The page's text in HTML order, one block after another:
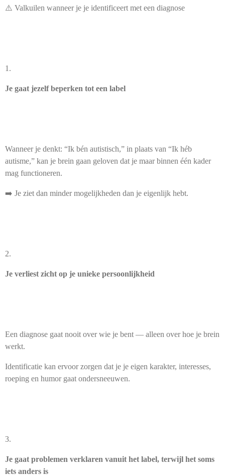
⚠️ Valkuilen wanneer je je identificeert met een diagnose
1.
Je gaat jezelf beperken tot een label
Wanneer je denkt: “Ik bén autistisch,” in plaats van “Ik héb
autisme,” kan je brein gaan geloven dat je maar binnen één kader
mag functioneren.
➡️ Je ziet dan minder mogelijkheden dan je eigenlijk hebt.
2.
Je verliest zicht op je unieke persoonlijkheid
Een diagnose gaat nooit over wie je bent — alleen over hoe je brein
werkt.
Identificatie kan ervoor zorgen dat je je eigen karakter, interesses,
roeping en humor gaat ondersneeuwen.
3.
Je gaat problemen verklaren vanuit het label, terwijl het soms
iets anders is